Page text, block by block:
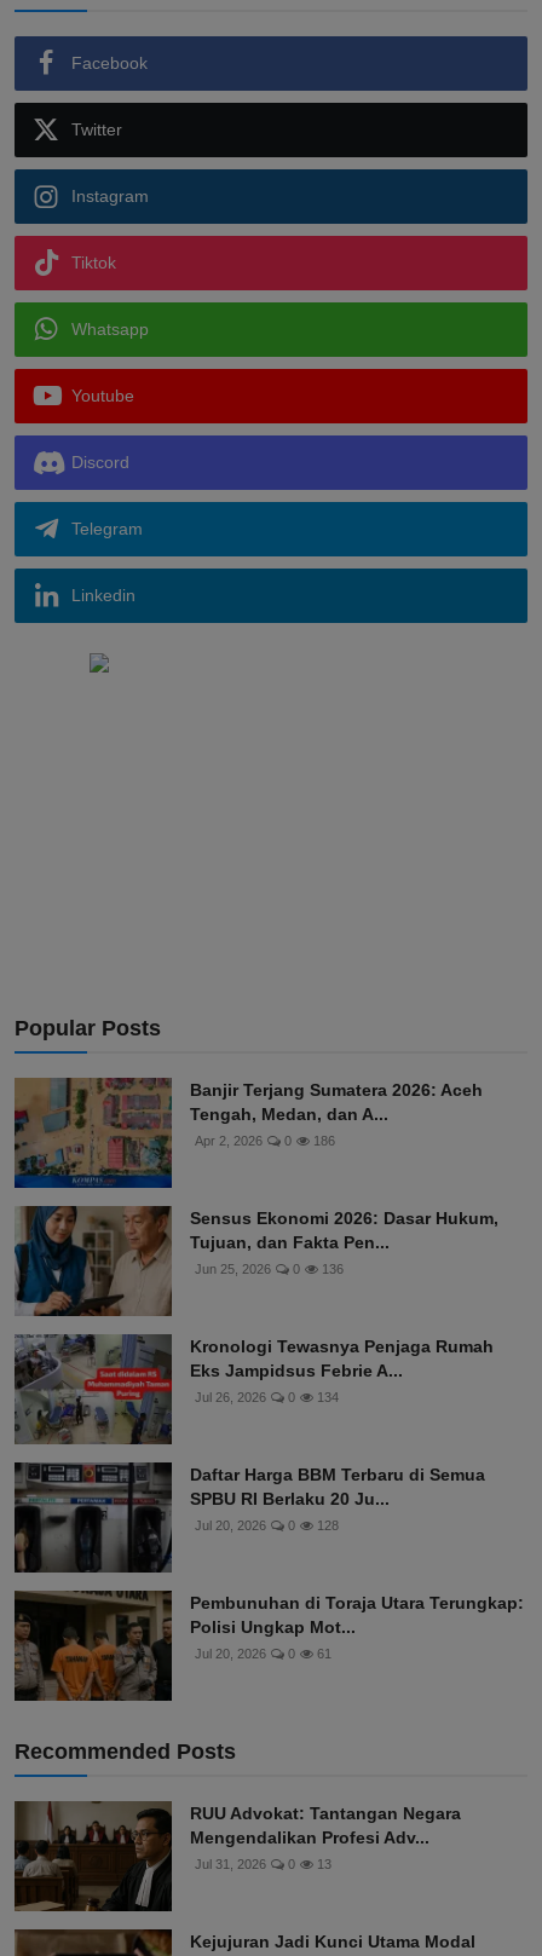
Facebook
Twitter
Instagram
Tiktok
Whatsapp
Youtube
Discord
Telegram
Linkedin
Popular Posts
Banjir Terjang Sumatera 2026: Aceh
Tengah, Medan, dan A...
Apr 2, 2026 0 186
Sensus Ekonomi 2026: Dasar Hukum,
Tujuan, dan Fakta Pen...
Jun 25, 2026 0 136
Kronologi Tewasnya Penjaga Rumah
Eks Jampidsus Febrie A...
Jul 26, 2026 0 134
Daftar Harga BBM Terbaru di Semua
SPBU RI Berlaku 20 Ju...
Jul 20, 2026 0 128
Pembunuhan di Toraja Utara Terungkap:
Polisi Ungkap Mot...
Jul 20, 2026 0 61
Recommended Posts
RUU Advokat: Tantangan Negara
Mengendalikan Profesi Adv...
Jul 31, 2026 0 13
Kejujuran Jadi Kunci Utama Modal